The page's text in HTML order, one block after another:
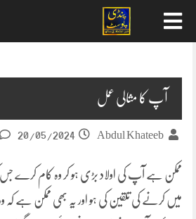
آپ کا مثالی عمل
Abdul Khateeb
20/05/2024
ممکن ہے آپ کی اولاد بڑی ہو کر وہ کام
میں کرنے کی تلقین کی ہو اور یہ بھی ممکن ہے